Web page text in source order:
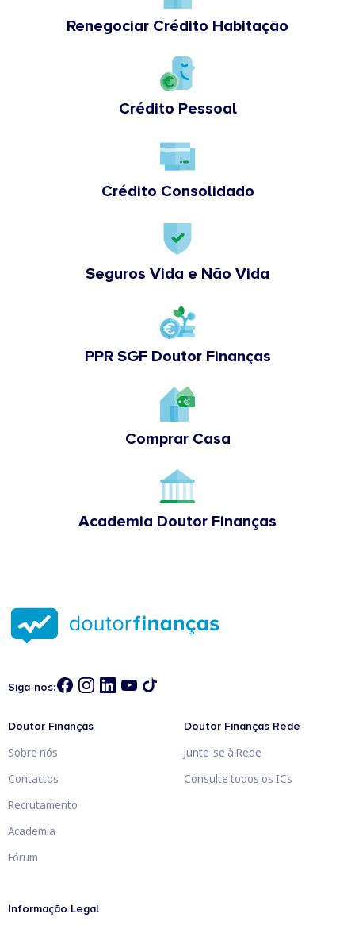
Renegociar Crédito Habitação
Crédito Pessoal
Crédito Consolidado
Seguros Vida e Não Vida
PPR SGF Doutor Finanças
Comprar Casa
Academia Doutor Finanças
Siga-nos:
Doutor Finanças
Sobre nós
Contactos
Recrutamento
Academia
Fórum
Doutor Finanças Rede
Junte-se à Rede
Consulte todos os ICs
Informação Legal